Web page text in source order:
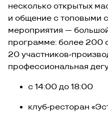
несколько открытых
и общение с топовыми
мероприятия —
программе: более 200
20 участников-
профессиональная
с 14:00 до 18:00
клуб-ресторан